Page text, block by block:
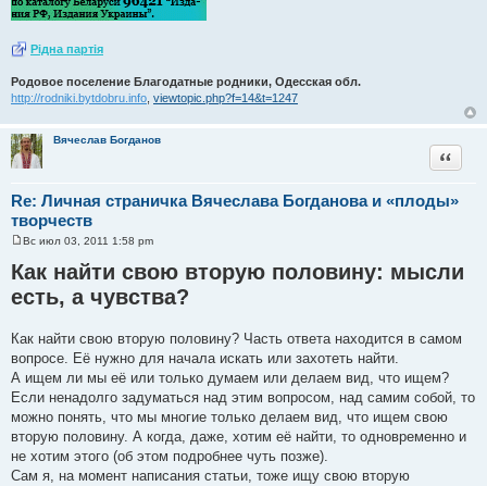
Рiдна партiя
Родовое поселение Благодатные родники, Одесская обл.
http://rodniki.bytdobru.info viewtopic.php?f=14&t=1247
Вячеслав Богданов
Re: Личная страничка Вячеслава Богданова и «плоды»
творчеств
Цитата
о
о
б
щ
и
е
Вс июл 03, 2011 1:58 pm
Как найти свою вторую половину: мысли
есть, а чувства?
Как найти свою вторую половину? Часть ответа находится в самом
вопросе. Её нужно для начала искать или захотеть найти.
А ищем ли мы её или только думаем или делаем вид, что ищем?
Если ненадолго задуматься над этим вопросом, над самим собой, то
можно понять, что мы многие только делаем вид, что ищем свою
вторую половину. А когда, даже, хотим её найти, то одновременно и
не хотим этого (об этом подробнее чуть позже).
Сам я, на момент написания статьи, тоже ищу свою вторую